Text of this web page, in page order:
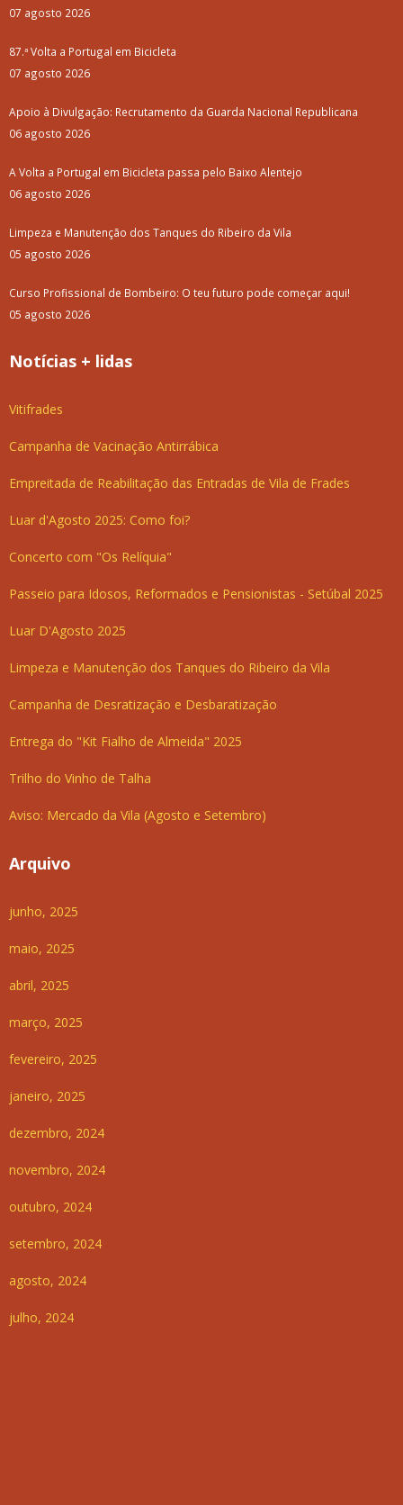
07 agosto 2026
87.ª Volta a Portugal em Bicicleta
07 agosto 2026
Apoio à Divulgação: Recrutamento da Guarda Nacional Republicana
06 agosto 2026
A Volta a Portugal em Bicicleta passa pelo Baixo Alentejo
06 agosto 2026
Limpeza e Manutenção dos Tanques do Ribeiro da Vila
05 agosto 2026
Curso Profissional de Bombeiro: O teu futuro pode começar aqui!
05 agosto 2026
Notícias + lidas
Vitifrades
Campanha de Vacinação Antirrábica
Empreitada de Reabilitação das Entradas de Vila de Frades
Luar d'Agosto 2025: Como foi?
Concerto com "Os Relíquia"
Passeio para Idosos, Reformados e Pensionistas - Setúbal 2025
Luar D'Agosto 2025
Limpeza e Manutenção dos Tanques do Ribeiro da Vila
Campanha de Desratização e Desbaratização
Entrega do "Kit Fialho de Almeida" 2025
Trilho do Vinho de Talha
Aviso: Mercado da Vila (Agosto e Setembro)
Arquivo
junho, 2025
maio, 2025
abril, 2025
março, 2025
fevereiro, 2025
janeiro, 2025
dezembro, 2024
novembro, 2024
outubro, 2024
setembro, 2024
agosto, 2024
julho, 2024